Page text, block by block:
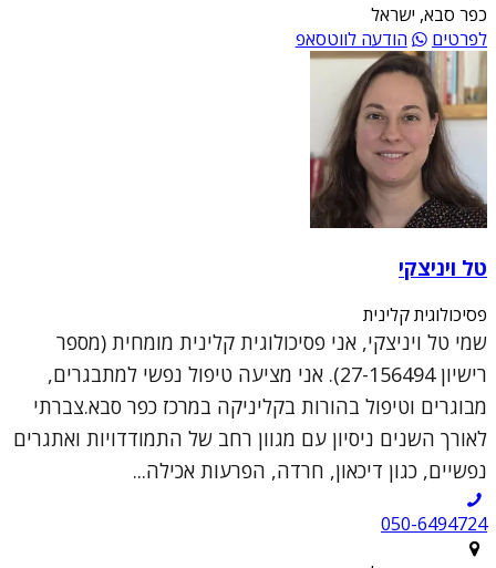
כפר סבא, ישראל
לפרטים
הודעה לווטסאפ
טל ויניצקי
פסיכולוגית קלינית
שמי טל ויניצקי, אני פסיכולוגית קלינית מומחית (מספר
רישיון 27-156494). אני מציעה טיפול נפשי למתבגרים,
מבוגרים וטיפול בהורות בקליניקה במרכז כפר סבא.צברתי
לאורך השנים ניסיון עם מגוון רחב של התמודדויות ואתגרים
נפשיים, כגון דיכאון, חרדה, הפרעות אכילה...
050-6494724